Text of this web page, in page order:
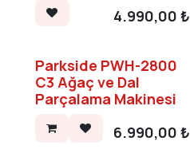
4.990,00 ₺
Parkside PWH-2800
C3 Ağaç ve Dal
Parçalama Makinesi
6.990,00 ₺